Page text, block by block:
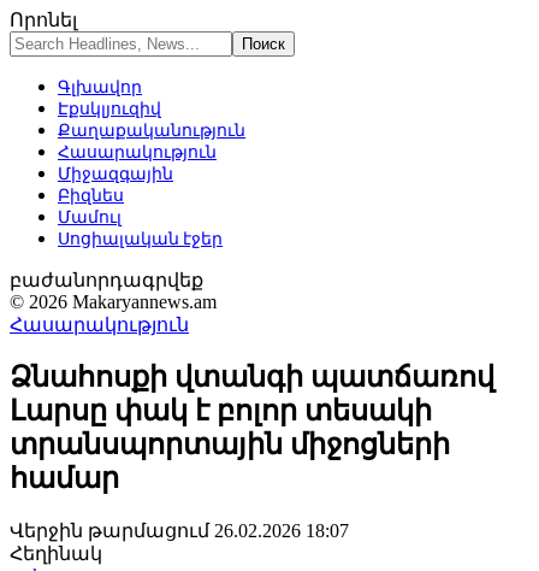
Որոնել
Գլխավոր
Էքսկլյուզիվ
Քաղաքականություն
Հասարակություն
Միջազգային
Բիզնես
Մամուլ
Սոցիալական էջեր
բաժանորդագրվեք
© 2026 Makaryannews.am
Հասարակություն
Ձնահոսքի վտանգի պատճառով
Լարսը փակ է բոլոր տեսակի
տրանսպորտային միջոցների
համար
Վերջին թարմացում 26.02.2026 18:07
Հեղինակ